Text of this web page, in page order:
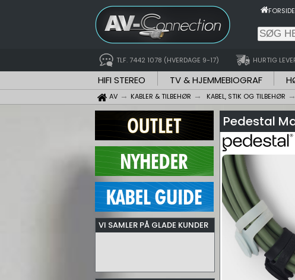
FORSIDE
TLF. 7442 1078 (HVERDAGE 9-17) HURTIG
HIFI STEREO TV & HJEMMEBIOGRAF
AV KABLER & TILBEHØR KABEL, STIK OG TILBEHØR
VI SAMLER PÅ GLADE KUNDER
Pedestal